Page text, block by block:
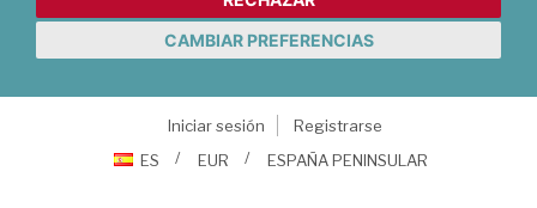
CAMBIAR PREFERENCIAS
Iniciar sesión
Registrarse
ES
EUR ESPAÑA PENINSULAR